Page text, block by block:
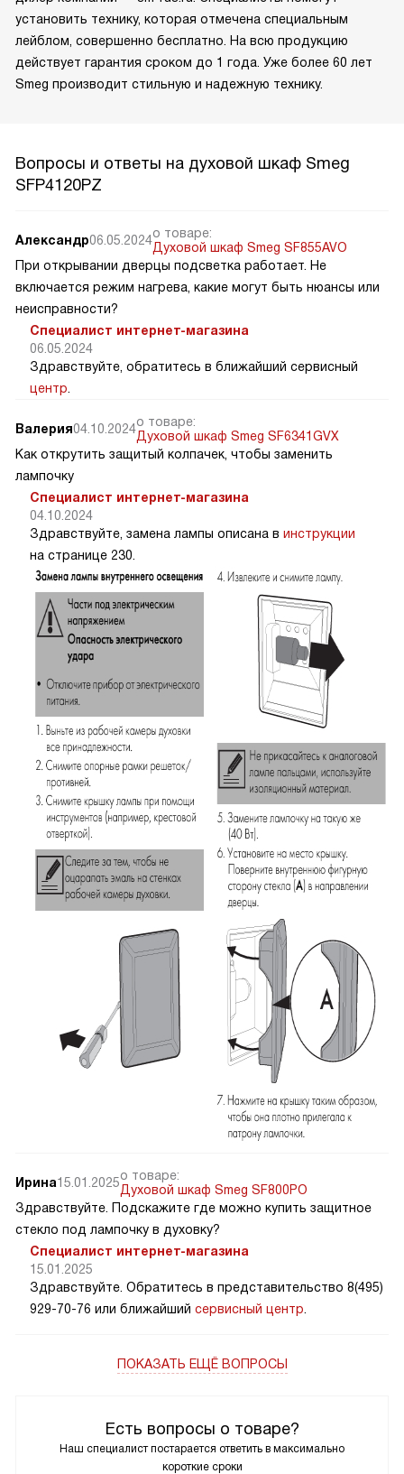
установить технику, которая отмечена специальным
лейблом, совершенно бесплатно. На всю продукцию
действует гарантия сроком до 1 года. Уже более 60 лет
Smeg производит стильную и надежную технику.
Вопросы и ответы на духовой шкаф Smeg
SFP4120PZ
Есть вопросы о товаре?
Наш специалист постарается ответить в максимально
короткие сроки
Александр06.05.2024о товаре:
Духовой шкаф Smeg SF855AVO
При открывании дверцы подсветка работает. Не
включается режим нагрева, какие могут быть нюансы или
неисправности?
Специалист интернет-магазина
06.05.2024
Здравствуйте, обратитесь в ближайший сервисный
центр
Валерия04.10.2024о товаре:
Духовой шкаф Smeg SF6341GVX
Как открутить защитый колпачек, чтобы заменить
лампочку
Специалист интернет-магазина
04.10.2024
Здравствуйте, замена лампы описана в инструкции
на странице 230.
Ирина15.01.2025о товаре:
Духовой шкаф Smeg SF800PO
Здравствуйте. Подскажите где можно купить защитное
стекло под лампочку в духовку?
Специалист интернет-магазина
15.01.2025
Здравствуйте. Обратитесь в представительство 8(495)
929-70-76 или ближайший сервисный центр
ПОКАЗАТЬ ЕЩЁ ВОПРОСЫ